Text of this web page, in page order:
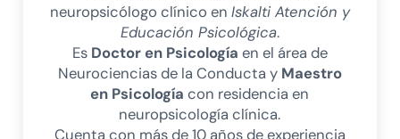
neuropsicólogo clínico en Iskalti Atención y
Educación Psicológica.
Es Doctor en Psicología en el área de
Neurociencias de la Conducta y Maestro
en Psicología con residencia en
neuropsicología clínica.
Cuenta con más de 10 años de experiencia